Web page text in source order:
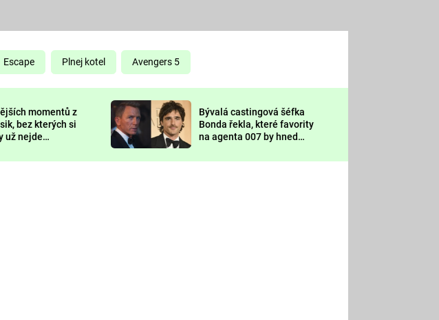
KOMEDIE
CHUCK
NORRIS
DEADPOOL
Prima LAJK
Sledujte nás
Escape Plnej kotel Avengers 5
momentů z
bez kterých si
už nejde
Bývalá castingová šéfka
Bonda řekla, které favority
na agenta 007 by hned